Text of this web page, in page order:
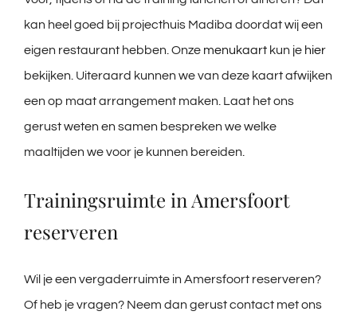
kan heel goed bij projecthuis Madiba doordat wij een
eigen restaurant hebben. Onze menukaart kun je hier
bekijken. Uiteraard kunnen we van deze kaart afwijken
een op maat arrangement maken. Laat het ons
gerust weten en samen bespreken we welke
maaltijden we voor je kunnen bereiden.
Trainingsruimte in Amersfoort
reserveren
Wil je een vergaderruimte in Amersfoort reserveren?
Of heb je vragen? Neem dan gerust contact met ons